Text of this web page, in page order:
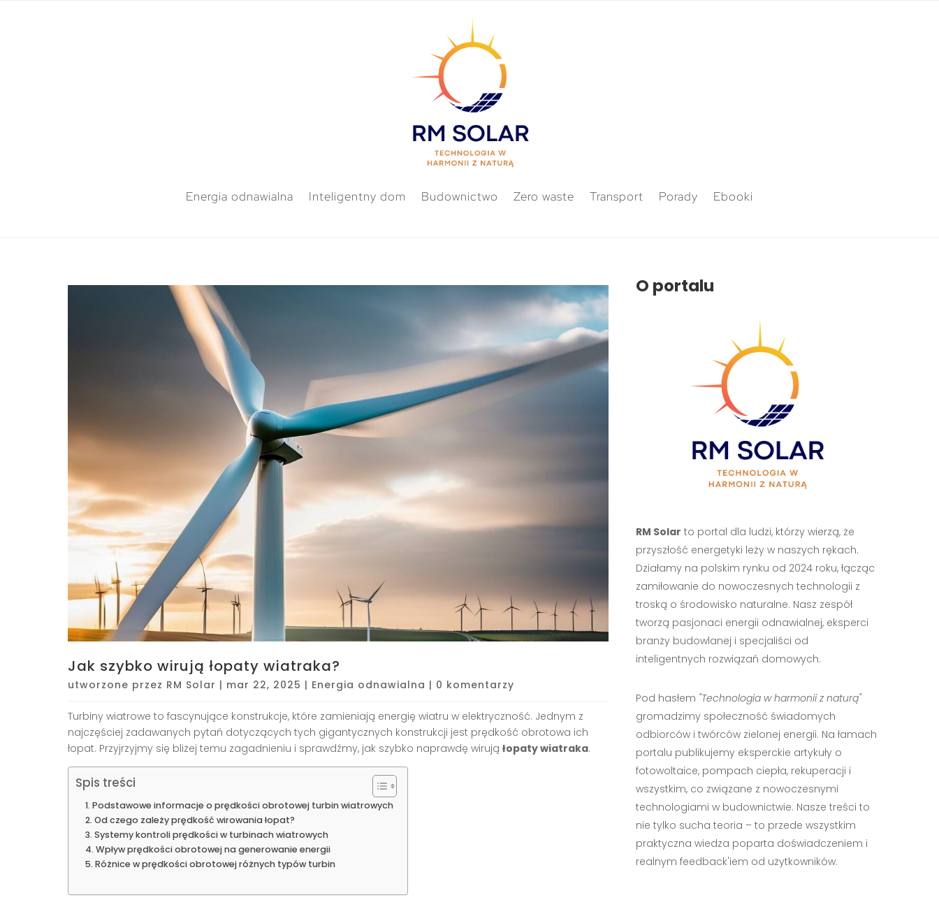
Energia odnawialna Inteligentny dom Budownictwo Zero waste Transport Porady Ebooki
Jak szybko wirują łopaty wiatraka?
utworzone przez RM Solar | mar 22, 2025 | Energia odnawialna | 0 komentarzy
Turbiny wiatrowe to fascynujące konstrukcje, które zamieniają energię wiatru w elektryczność. Jednym z
najczęściej zadawanych pytań dotyczących tych gigantycznych konstrukcji jest prędkość obrotowa ich
łopat. Przyjrzyjmy się bliżej temu zagadnieniu i sprawdźmy, jak szybko naprawdę wirują łopaty wiatraka.
Spis treści
Podstawowe informacje o prędkości obrotowej turbin wiatrowych
Od czego zależy prędkość wirowania łopat?
Systemy kontroli prędkości w turbinach wiatrowych
Wpływ prędkości obrotowej na generowanie energii
Różnice w prędkości obrotowej różnych typów turbin
O portalu
RM Solar to portal dla ludzi, którzy wierzą, że
przyszłość energetyki leży w naszych rękach.
Działamy na polskim rynku od 2024 roku, łącząc
zamiłowanie do nowoczesnych technologii z
troską o środowisko naturalne. Nasz zespół
tworzą pasjonaci energii odnawialnej, eksperci
branży budowlanej i specjaliści od
inteligentnych rozwiązań domowych.
Pod hasłem "Technologia w harmonii z naturą"
gromadzimy społeczność świadomych
odbiorców i twórców zielonej energii. Na łamach
portalu publikujemy eksperckie artykuły o
fotowoltaice, pompach ciepła, rekuperacji i
wszystkim, co związane z nowoczesnymi
technologiami w budownictwie. Nasze treści to
nie tylko sucha teoria – to przede wszystkim
praktyczna wiedza poparta doświadczeniem i
realnym feedback'iem od użytkowników.